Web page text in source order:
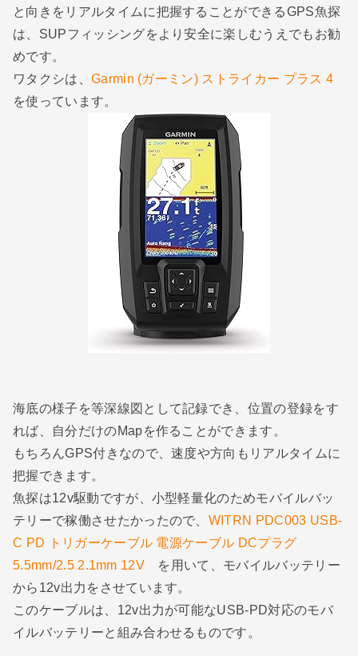
と向きをリアルタイムに把握することができるGPS魚探
は、SUPフィッシングをより安全に楽しむうえでもお勧
めです。
ワタクシは、 Garmin (ガーミン) ストライカー プラス 4
を使っています。
海底の様子を等深線図として記録でき、位置の登録をす
れば、自分だけのMapを作ることができます。
もちろんGPS付きなので、速度や方向もリアルタイムに
把握できます。
魚探は12v駆動ですが、小型軽量化のためモバイルバッ
テリーで稼働させたかったので、 WITRN PDC003 USB-
C PD トリガーケーブル 電源ケーブル DCプラグ
5.5mm/2.5 2.1mm 12V を用いて、モバイルバッテリー
から12v出力をさせています。
このケーブルは、12v出力が可能なUSB-PD対応のモバ
イルバッテリーと組み合わせるものです。